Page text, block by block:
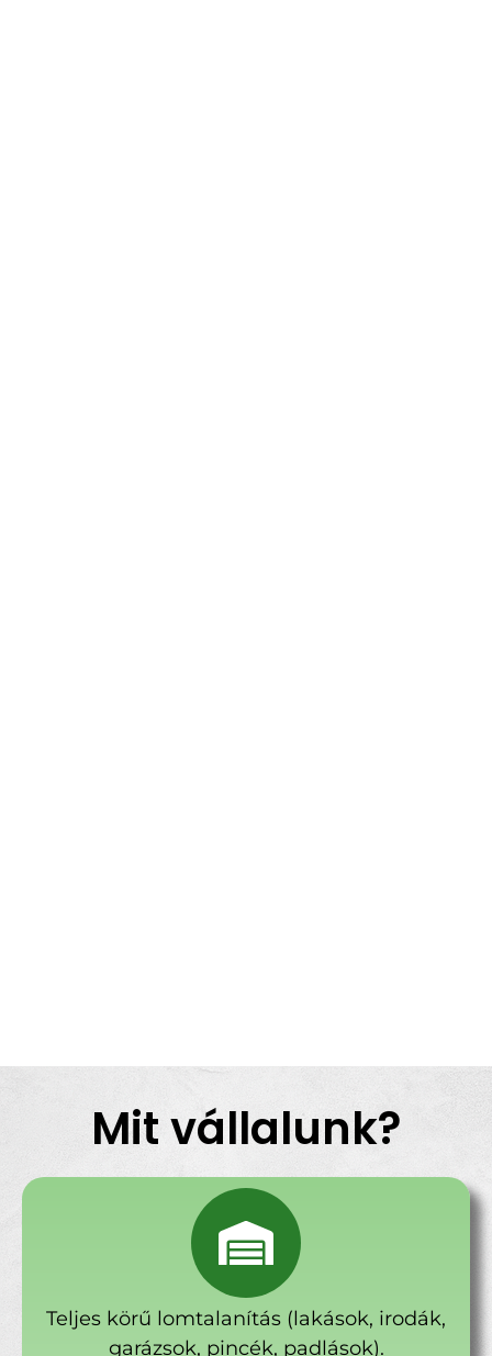
Mit vállalunk?
Teljes körű lomtalanítás (lakások, irodák,
garázsok, pincék, padlások).